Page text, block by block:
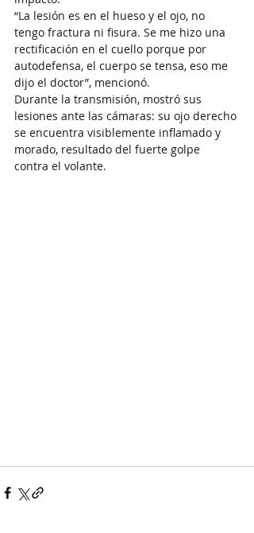
“La lesión es en el hueso y el ojo, no
tengo fractura ni fisura. Se me hizo una
rectificación en el cuello porque por
autodefensa, el cuerpo se tensa, eso me
dijo el doctor”, mencionó.
Durante la transmisión, mostró sus
lesiones ante las cámaras: su ojo derecho
se encuentra visiblemente inflamado y
morado, resultado del fuerte golpe
contra el volante.